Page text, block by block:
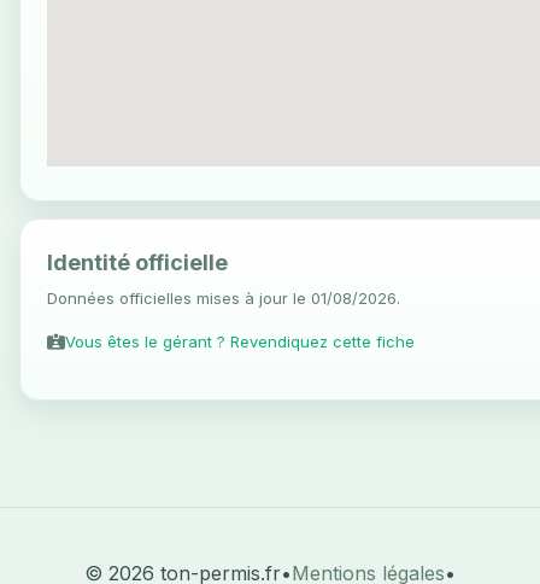
Identité officielle
Données officielles mises à jour le 01/08/2026.
Vous êtes le gérant ? Revendiquez cette fiche
© 2026 ton-permis.fr•Mentions légales•